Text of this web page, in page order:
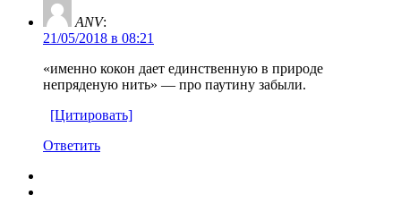
ANV:
21/05/2018 в 08:21
«именно кокон дает единственную в природе
непряденую нить» — про паутину забыли.
[Цитировать]
Ответить